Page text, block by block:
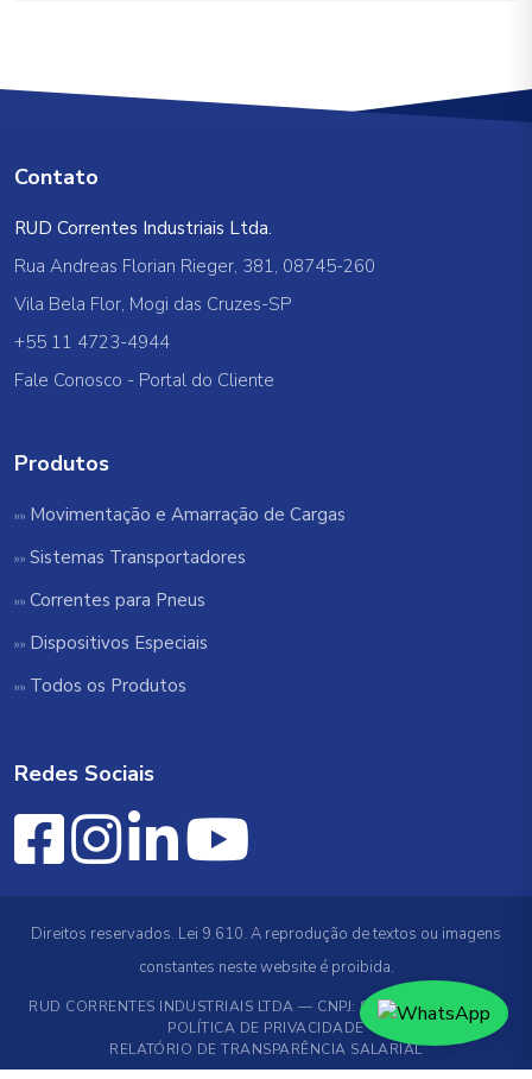
Contato
RUD Correntes Industriais Ltda.
Rua Andreas Florian Rieger, 381, 08745-260
Vila Bela Flor, Mogi das Cruzes-SP
+55 11 4723-4944
Fale Conosco - Portal do Cliente
Produtos
Movimentação e Amarração de Cargas
Sistemas Transportadores
Correntes para Pneus
Dispositivos Especiais
Todos os Produtos
Redes Sociais
Direitos reservados. Lei 9.610. A reprodução de textos ou imagens
constantes neste website é proibida.
RUD CORRENTES INDUSTRIAIS LTDA — CNPJ: 89.519.706/0001-78
POLÍTICA DE PRIVACIDADE
RELATÓRIO DE TRANSPARÊNCIA SALARIAL